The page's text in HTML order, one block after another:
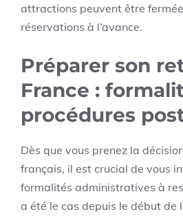
attractions peuvent être
réservations à l’avance.
Préparer son
France :
procédures
Dès que vous prenez la
français, il est crucial de vous
formalités administratives à
a été le cas depuis le début de